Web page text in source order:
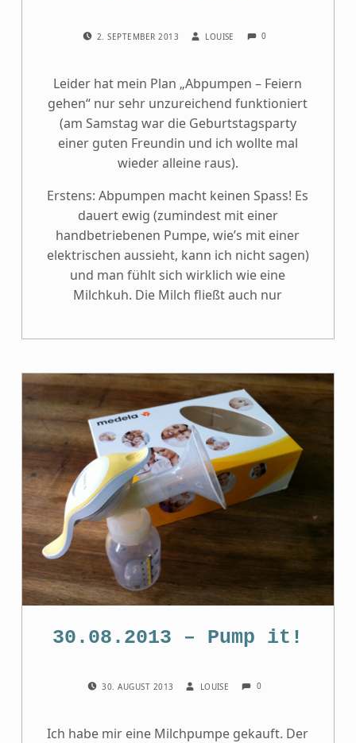
2. SEPTEMBER 2013 LOUISE 0
Leider hat mein Plan „Abpumpen – Feiern
gehen“ nur sehr unzureichend funktioniert
(am Samstag war die Geburtstagsparty
einer guten Freundin und ich wollte mal
wieder alleine raus).
Erstens: Abpumpen macht keinen Spass! Es
dauert ewig (zumindest mit einer
handbetriebenen Pumpe, wie’s mit einer
elektrischen aussieht, kann ich nicht sagen)
und man fühlt sich wirklich wie eine
Milchkuh. Die Milch fließt auch nur
30.08.2013 – Pump it!
30. AUGUST 2013 LOUISE 0
Ich habe mir eine Milchpumpe gekauft. Der